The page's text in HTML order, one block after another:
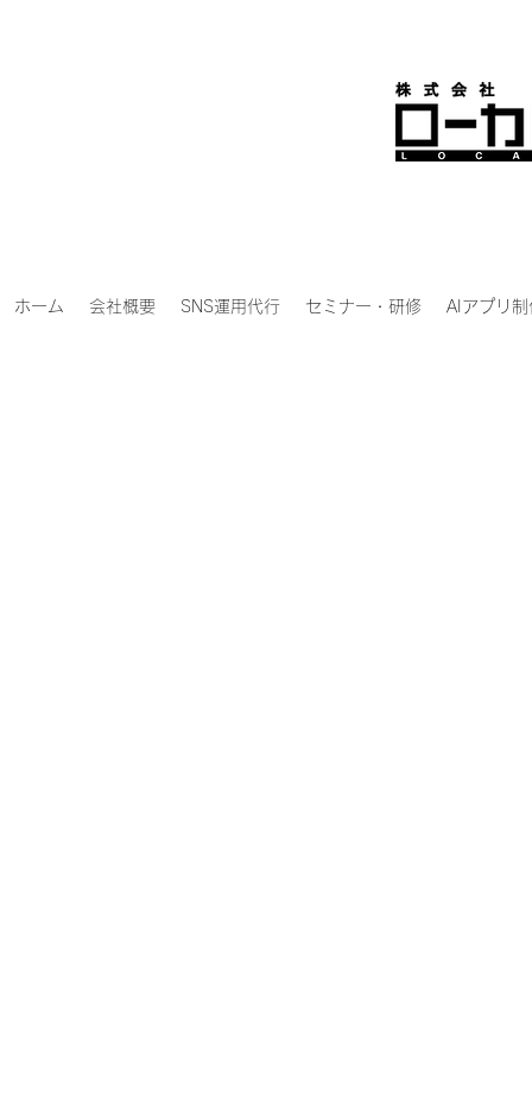
ホーム 会社概要 SNS運用代行 セミナー・研修 AIアプリ制